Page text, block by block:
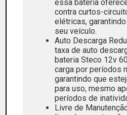
essa bateria
contra curtos-
elétricas,
seu veículo.
Auto Descarga
taxa de auto
bateria Steco 12v
carga por períodos
garantindo que
para uso, mesmo
períodos de
Livre de